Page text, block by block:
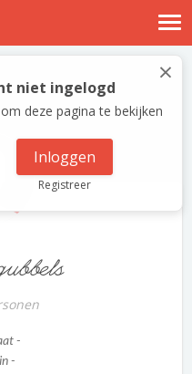
verhalen
aan
×
niet ingelogd
deze pagina te bekijken
Inloggen
Registreer
-
-